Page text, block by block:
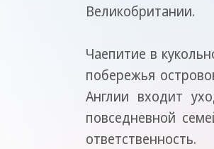
Великобритании.
Чаепитие в
побережья
Англии входит
повседневной
ответственность.